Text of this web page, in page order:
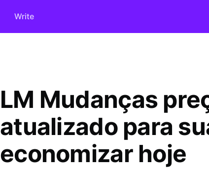
Write
LM Mudanças
atualizado para
economizar hoje